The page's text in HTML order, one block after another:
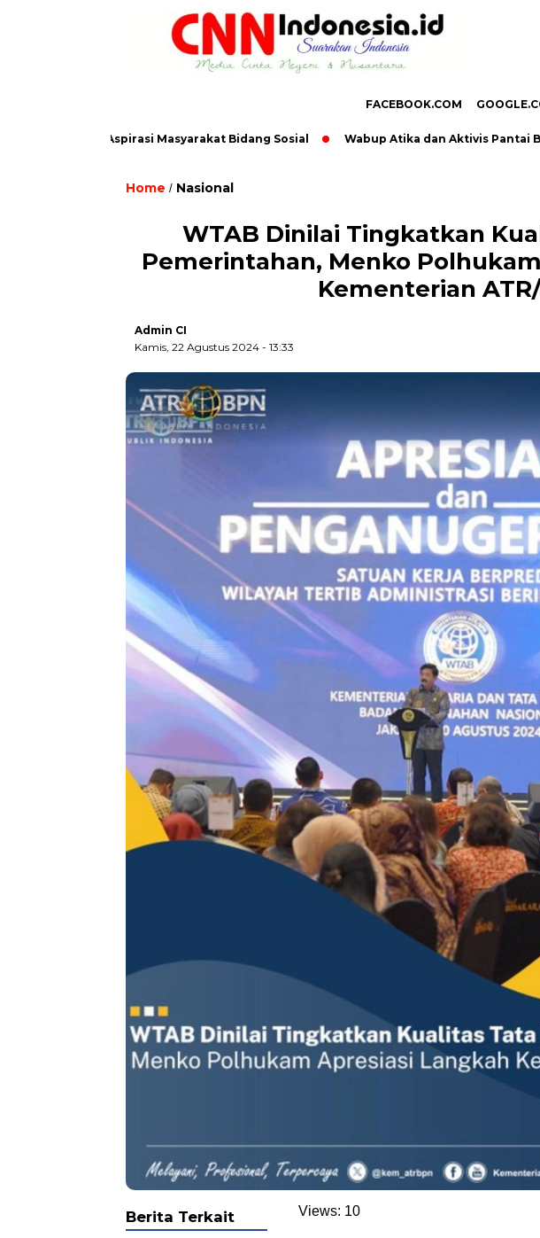
FACEBOOK.COM
Aspirasi Masyarakat Bidang Sosial Wabup Atika dan Aktivis Pantai Barat
Home / Nasional
WTAB Dinilai Tingkatkan
Pemerintahan, Menko
Kementerian
Admin CI
Kamis, 22 Agustus 2024 - 13:33
Views: 10
Berita Terkait